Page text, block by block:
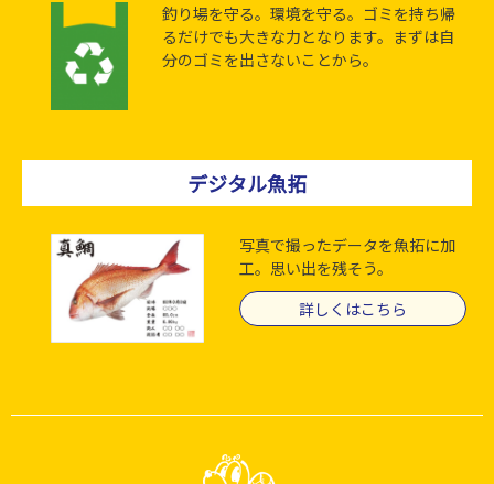
釣り場を守る。環境を守る。ゴミを持ち帰
るだけでも大きな力となります。まずは自
分のゴミを出さないことから。
デジタル魚拓
写真で撮ったデータを魚拓に加
工。思い出を残そう。
詳しくはこちら